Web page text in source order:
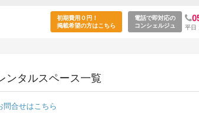
的で利用できる中村駅のレンタルス
初期費用０円！
掲載希望の方はこちら
電話で即対応の
コンシェルジュ
平日
ンタルスペース一覧
問合せはこちら